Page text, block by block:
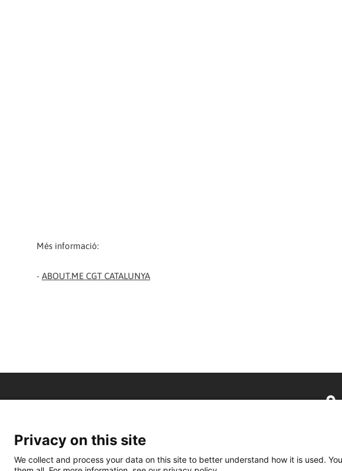
Més informació:
- ABOUT.ME CGT CATALUNYA
Privacy on this site
We collect and process your data on this site to better understand how it is used.